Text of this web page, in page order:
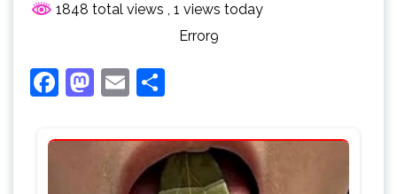
1848 total views , 1 views today
Error9
Facebook
Mastodon
Email